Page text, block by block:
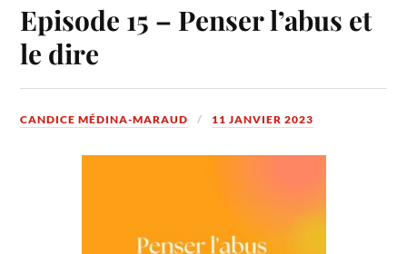
Episode 15 – Penser l’abus et
le dire
CANDICE MÉDINA-MARAUD 11 JANVIER 2023